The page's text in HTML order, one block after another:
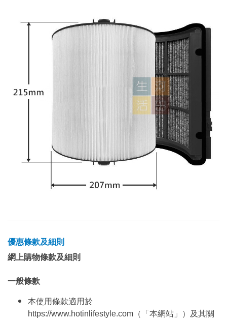
優惠條款及細則
網上購物條款及細則
一般條款
本使用條款適用於
https://www.hotinlifestyle.com（「本網站」）及其關